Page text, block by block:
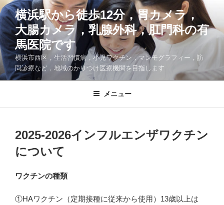
コ
ン
テ
ツ
へ
ス
横浜駅から徒歩12分，胃カメラ，
大腸カメラ，乳腺外科，肛門科の有
馬医院です
横浜市西区，生活習慣病，小児ワクチン，マンモグラフィー，訪
問診療など，地域のかりつけ医療機関を目指します
メニュー
2025-2026インフルエンザワクチン
について
ワクチンの種類
①HAワクチン（定期接種に従来から使用）13歳以上は